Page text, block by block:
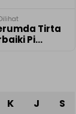
Tirta
Pi…
K J
S